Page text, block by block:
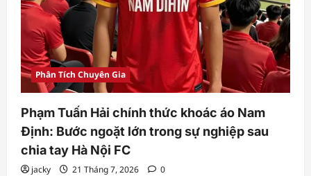
Phân Tích Chuyên Gia
Phạm Tuấn Hải chính thức khoác áo Nam
Định: Bước ngoặt lớn trong sự nghiệp sau
chia tay Hà Nội FC
jacky 21 Tháng 7, 2026 0